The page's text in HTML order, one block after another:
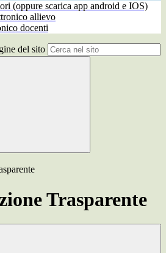
(oppure scarica app android e IOS)
allievo
docenti
del sito
Trasparente